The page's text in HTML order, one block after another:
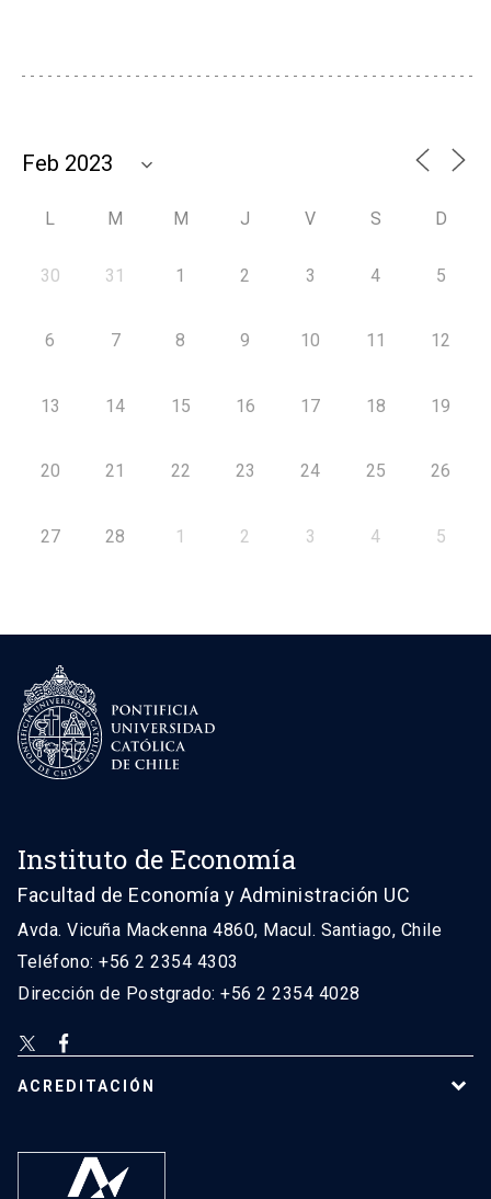
L M M J V S D
30 31 1 2 3 4 5
6 7 8 9 10 11 12
13 14 15 16 17 18 19
20 21 22 23 24 25 26
27 28 1 2 3 4 5
Instituto de Economía
Facultad de Economía y Administración UC
Avda. Vicuña Mackenna 4860, Macul. Santiago, Chile
Teléfono: +56 2 2354 4303
Dirección de Postgrado: +56 2 2354 4028
ACREDITACIÓN